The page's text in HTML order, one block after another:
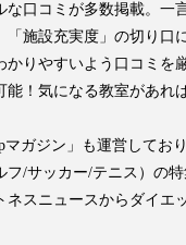
な口コミが多数掲載。
施設充実度」の切り口
りやすいよう口コミを
！気になる教室があれ
ガジン」も運営して
フ/サッカー/テニス）の
スニュースからダイエ